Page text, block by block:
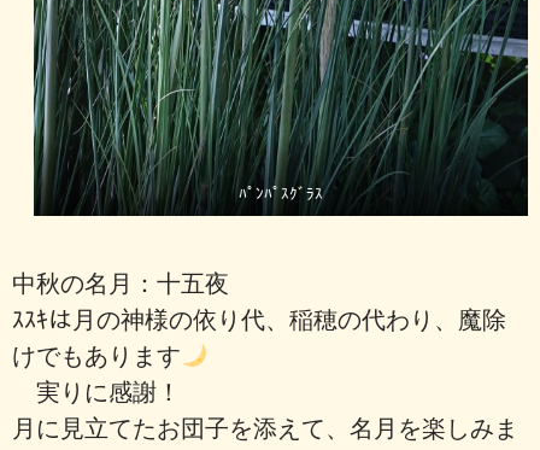
ﾊﾟﾝﾊﾟｽｸﾞﾗｽ
中秋の名月：十五夜
ｽｽｷは月の神様の依り代、稲穂の代わり、魔除
けでもあります
実りに感謝！
月に見立てたお団子を添えて、名月を楽しみま